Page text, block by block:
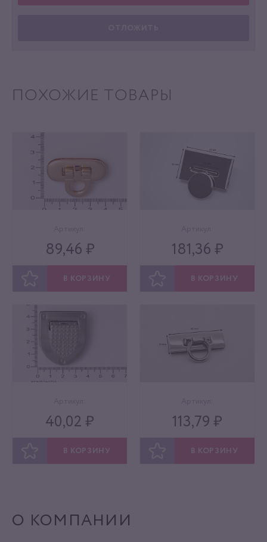
ПОХОЖИЕ ТОВАРЫ
89,46 ₽
В КОРЗИНУ
181,36 ₽
В КОРЗИНУ
40,02 ₽
В КОРЗИНУ
113,79 ₽
В КОРЗИНУ
О КОМПАНИИ